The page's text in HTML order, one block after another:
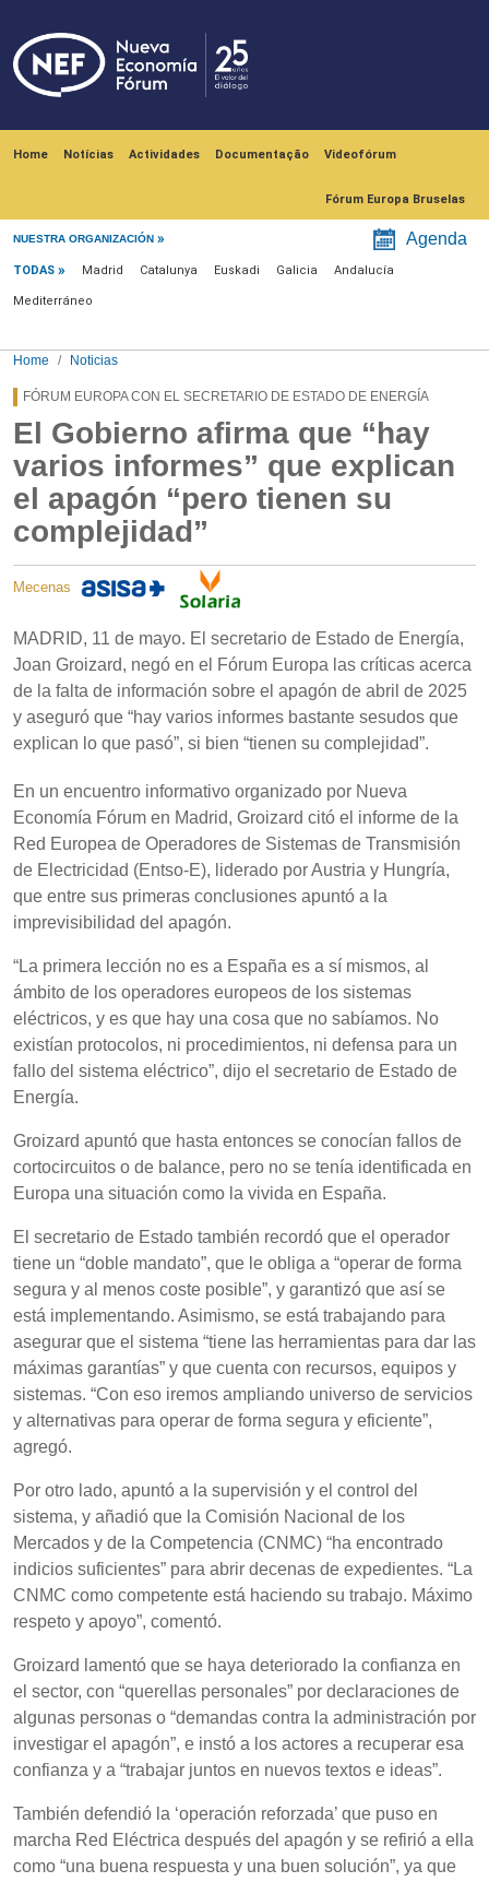
Home Notícias Actividades Documentação Videofórum
Fórum Europa Bruselas
NUESTRA ORGANIZACIÓN Agenda
Menú noticias
TODAS Madrid Catalunya Euskadi Galicia Andalucía
Mediterráneo
Home Noticias
FÓRUM EUROPA CON EL SECRETARIO DE ESTADO DE ENERGÍA
El Gobierno afirma que “hay
varios informes” que explican
el apagón “pero tienen su
complejidad”
Mecenas
MADRID, 11 de mayo. El secretario de Estado de Energía,
Joan Groizard, negó en el Fórum Europa las críticas acerca
de la falta de información sobre el apagón de abril de 2025
y aseguró que “hay varios informes bastante sesudos que
explican lo que pasó”, si bien “tienen su complejidad”.
En un encuentro informativo organizado por Nueva
Economía Fórum en Madrid, Groizard citó el informe de la
Red Europea de Operadores de Sistemas de Transmisión
de Electricidad (Entso-E), liderado por Austria y Hungría,
que entre sus primeras conclusiones apuntó a la
imprevisibilidad del apagón.
“La primera lección no es a España es a sí mismos, al
ámbito de los operadores europeos de los sistemas
eléctricos, y es que hay una cosa que no sabíamos. No
existían protocolos, ni procedimientos, ni defensa para un
fallo del sistema eléctrico”, dijo el secretario de Estado de
Energía.
Groizard apuntó que hasta entonces se conocían fallos de
cortocircuitos o de balance, pero no se tenía identificada en
Europa una situación como la vivida en España.
El secretario de Estado también recordó que el operador
tiene un “doble mandato”, que le obliga a “operar de forma
segura y al menos coste posible”, y garantizó que así se
está implementando. Asimismo, se está trabajando para
asegurar que el sistema “tiene las herramientas para dar las
máximas garantías” y que cuenta con recursos, equipos y
sistemas. “Con eso iremos ampliando universo de servicios
y alternativas para operar de forma segura y eficiente”,
agregó.
Por otro lado, apuntó a la supervisión y el control del
sistema, y añadió que la Comisión Nacional de los
Mercados y de la Competencia (CNMC) “ha encontrado
indicios suficientes” para abrir decenas de expedientes. “La
CNMC como competente está haciendo su trabajo. Máximo
respeto y apoyo”, comentó.
Groizard lamentó que se haya deteriorado la confianza en
el sector, con “querellas personales” por declaraciones de
algunas personas o “demandas contra la administración por
investigar el apagón”, e instó a los actores a recuperar esa
confianza y a “trabajar juntos en nuevos textos e ideas”.
También defendió la ‘operación reforzada’ que puso en
marcha Red Eléctrica después del apagón y se refirió a ella
como “una buena respuesta y una buen solución”, ya que